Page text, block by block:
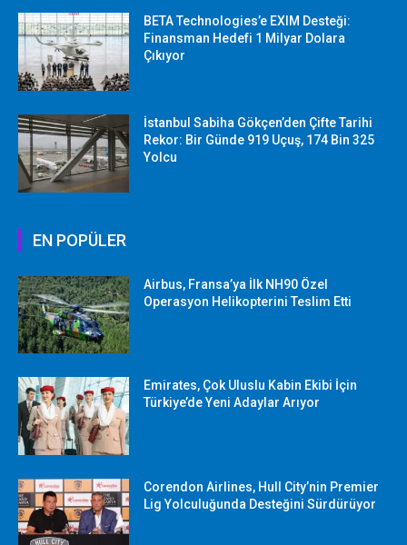
BETA Technologies’e EXIM Desteği:
Finansman Hedefi 1 Milyar Dolara
Çıkıyor
İstanbul Sabiha Gökçen’den Çifte Tarihi
Rekor: Bir Günde 919 Uçuş, 174 Bin 325
Yolcu
EN POPÜLER
Airbus, Fransa’ya İlk NH90 Özel
Operasyon Helikopterini Teslim Etti
Emirates, Çok Uluslu Kabin Ekibi İçin
Türkiye’de Yeni Adaylar Arıyor
Corendon Airlines, Hull City’nin Premier
Lig Yolculuğunda Desteğini Sürdürüyor